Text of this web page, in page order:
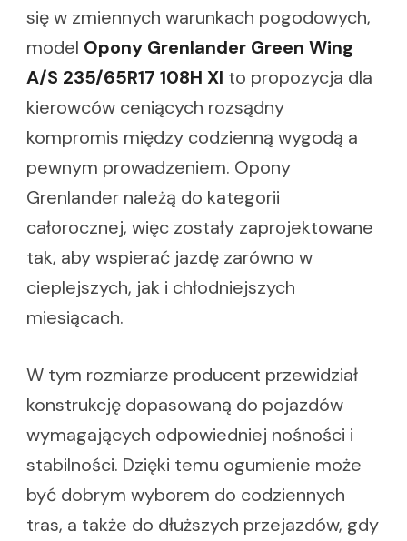
się w zmiennych warunkach pogodowych,
model Opony Grenlander Green Wing
A/S 235/65R17 108H Xl to propozycja dla
kierowców ceniących rozsądny
kompromis między codzienną wygodą a
pewnym prowadzeniem. Opony
Grenlander należą do kategorii
całorocznej, więc zostały zaprojektowane
tak, aby wspierać jazdę zarówno w
cieplejszych, jak i chłodniejszych
miesiącach.
W tym rozmiarze producent przewidział
konstrukcję dopasowaną do pojazdów
wymagających odpowiedniej nośności i
stabilności. Dzięki temu ogumienie może
być dobrym wyborem do codziennych
tras, a także do dłuższych przejazdów, gdy